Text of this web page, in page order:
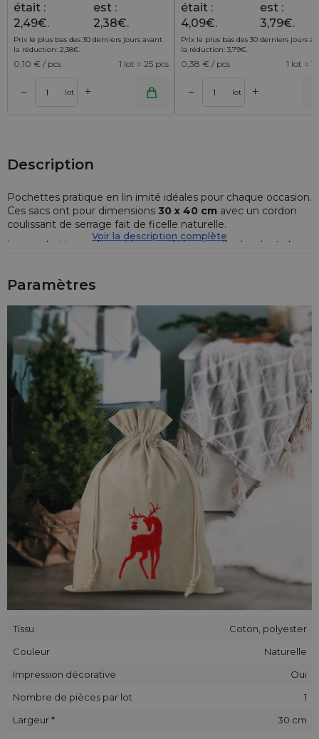
était :
2,49€.
est :
2,38€.
Prix le plus bas des 30 derniers jours avant
la réduction: 2,38€.
0,10 € / pcs 1 lot = 25 pcs
– lot +
était :
4,09€.
est :
3,79€.
Prix le plus bas des 30 derniers jours
la réduction: 3,79€.
0,38 € / pcs 1 lot =
– lot +
Ajouter au panier
Description
Pochettes pratique en lin imité idéales pour chaque occasion.
Ces sacs ont pour dimensions 30 x 40 cm avec un cordon
coulissant de serrage fait de ficelle naturelle.
Les pochettes en lin ont la propriété naturelle de ralentir le
Le séchage lent fait que ces sacs sont utilisés comme sacs
de parfum. Les pétales aromatiques de fleurs ou des herbes
fraîches vont ressortir progressivement l'arôme dans un tel
sac de lin imité pendant une longue période en rafraîchissant
l'atmosphère n'importe où.
Les emballages disponibles dans notre offre sont fabriqués
en tissu de coton et de polyester de haute qualité. Ce
mélange des fibres naturelles et synthétiques garantit la
durabilité, la solidité ainsi qu'une grande résistance à
l'étirement et à l'usure du tissu.
Tous nos sachets sont faits à la main. L'emplacement de
l'appliqué décoratif ou l'impression cousus sur les sachets
peut différer légèrement de celui indiqué sur les photos.
Voir la description complète
Paramètres
Tissu
Coton, polyester
Couleur
Naturelle
Impression décorative
Oui
Nombre de pièces par lot
1
Largeur *
30 cm